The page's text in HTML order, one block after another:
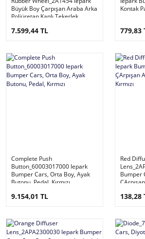
Büyük Boy Çarpışan Araba Arka
Poliüretan Kaplı Tekerlek
7.599,44 TL
Kontak
779,83
Complete Push
Button_60003017000 Iepark
Bumper Cars, Orta Boy, Ayak
Butonu, Pedal, Kırmızı
9.154,01 TL
Red
Bumper
138,28